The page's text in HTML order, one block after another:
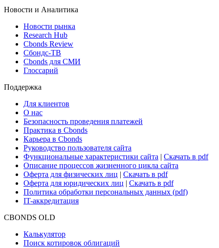
Новости и Аналитика
Новости рынка
Research Hub
Cbonds Review
Сбондс-ТВ
Cbonds для СМИ
Глоссарий
Поддержка
Для клиентов
О нас
Безопасность проведения платежей
Практика в Cbonds
Карьера в Cbonds
Руководство пользователя сайта
Функциональные характеристики сайта | Скачать в pdf
Описание процессов жизненного цикла сайта
Оферта для физических лиц | Скачать в pdf
Оферта для юридических лиц | Скачать в pdf
Политика обработки персональных данных (pdf)
IT-аккредитация
CBONDS OLD
Калькулятор
Поиск котировок облигаций